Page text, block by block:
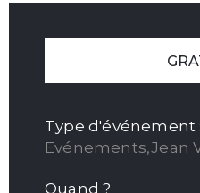
Type d'événement :
Evénements,Jean
Quand ?